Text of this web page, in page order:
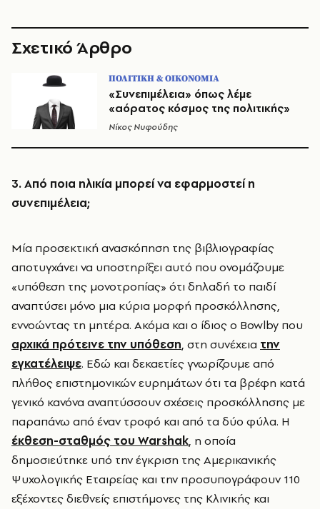
Σχετικό Άρθρο
ΠΟΛΙΤΙΚΗ & ΟΙΚΟΝΟΜΙΑ
«Συνεπιμέλεια» όπως λέμε
«αόρατος κόσμος της πολιτικής»
Νίκος Νυφούδης
3. Από ποια ηλικία μπορεί να εφαρμοστεί η
συνεπιμέλεια;
Μία προσεκτική ανασκόπηση της βιβλιογραφίας
αποτυγχάνει να υποστηρίξει αυτό που ονομάζουμε
«υπόθεση της μονοτροπίας» ότι δηλαδή το παιδί
αναπτύσει μόνο μια κύρια μορφή προσκόλλησης,
εννοώντας τη μητέρα. Ακόμα και ο ίδιος ο Bowlby που
αρχικά πρότεινε την υπόθεση, στη συνέχεια την
εγκατέλειψε. Εδώ και δεκαετίες γνωρίζουμε από
πλήθος επιστημονικών ευρημάτων ότι τα βρέφη κατά
γενικό κανόνα αναπτύσσουν σχέσεις προσκόλλησης με
παραπάνω από έναν τροφό και από τα δύο φύλα. H
έκθεση-σταθμός του Warshak, η οποία
δημοσιεύτηκε υπό την έγκριση της Αμερικανικής
Ψυχολογικής Εταιρείας και την προσυπογράφουν 110
εξέχοντες διεθνείς επιστήμονες της Κλινικής και